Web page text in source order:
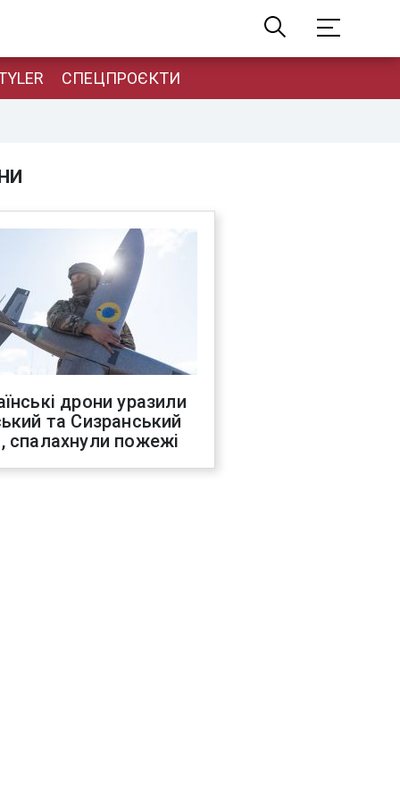
СПЕЦПРОЄКТИ
дрони уразили
та Сизранський
спалахнули пожежі